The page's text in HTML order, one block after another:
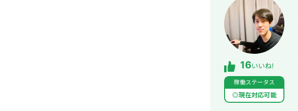
16いいね!
稼働ステータス
◎現在対応可能